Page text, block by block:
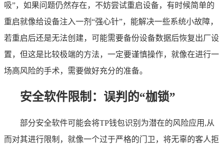
吸”，如果问题仍然存在，不妨尝试重启设备，有时候简单的
重启就像给设备注入一剂“强心针”，能解决一些系统小故障，
若重启后还是无法创建，可能需要备份设备数据后恢复出厂设
置，但这是比较极端的方法，一定要谨慎操作，就像在进行一
场高风险的手术，需要做好充分的准备。
安全软件限制：误判的“枷锁”
部分安全软件可能会将TP钱包识别为潜在的风险应用,从
而对其进行限制，就像一个过于严格的门卫，将无辜的客人拒